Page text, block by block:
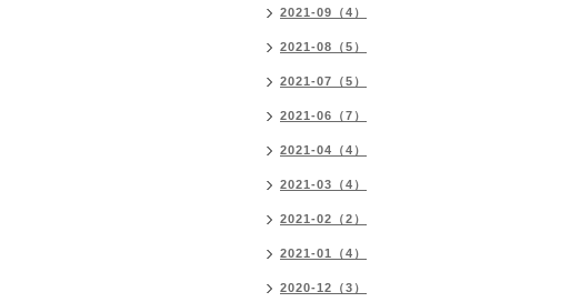
2021-09（4）
2021-08（5）
2021-07（5）
2021-06（7）
2021-04（4）
2021-03（4）
2021-02（2）
2021-01（4）
2020-12（3）